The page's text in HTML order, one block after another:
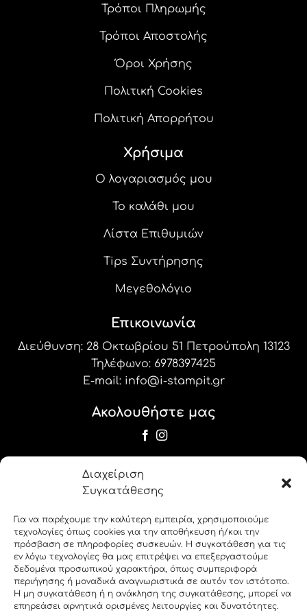
Διαχείριση
Συγκατάθεσης
Για να παρέχουμε την καλύτερη εμπειρία, χρησιμοποιούμε
τεχνολογίες όπως cookies για την αποθήκευση ή/και την
πρόσβαση σε πληροφορίες συσκευών. Η συγκατάθεση για τις
εν λόγω τεχνολογίες θα μας επιτρέψει να επεξεργαστούμε
δεδομένα προσωπικού χαρακτήρα, όπως συμπεριφορά
περιήγησης ή μοναδικά αναγνωριστικά σε αυτόν τον ιστότοπο.
Η μη συγκατάθεση ή η ανάκληση της συγκατάθεσης, μπορεί να
επηρεάσει αρνητικά ορισμένες λειτουργίες και δυνατότητες.
Τρόποι Πληρωμής
Τρόποι Αποστολής
Όροι Χρήσης
Πολιτική Cookies
Πολιτική Απορρήτου
Χρήσιμα
Ο λογαριασμός μου
Το καλάθι μου
Λίστα Επιθυμιών
Tips Συντήρησης
Μεγεθολόγιο
Επικοινωνία
Διεύθυνση: 28 Οκτωβρίου 51 Πετρούπολη 13123
Τηλέφωνο: 6978397425
E-mail: info@i-stampit.gr
Ακολουθήστε μας
Εγγραφείτε στο newsletter μας για να
label_19
label_20